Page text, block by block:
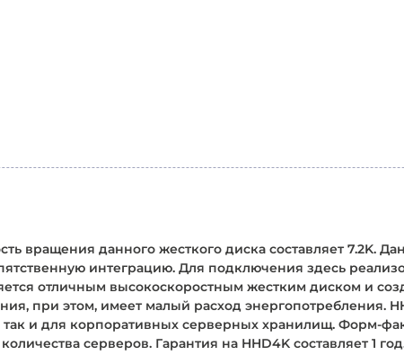
вращения данного жесткого диска составляет 7.2K.
интеграцию. Для подключения здесь
отличным высокоскоростным жестким диском и
при этом, имеет малый расход энергопотребления.
и для корпоративных серверных хранилищ. Форм-
серверов. Гарантия на HHD4K составляет 1